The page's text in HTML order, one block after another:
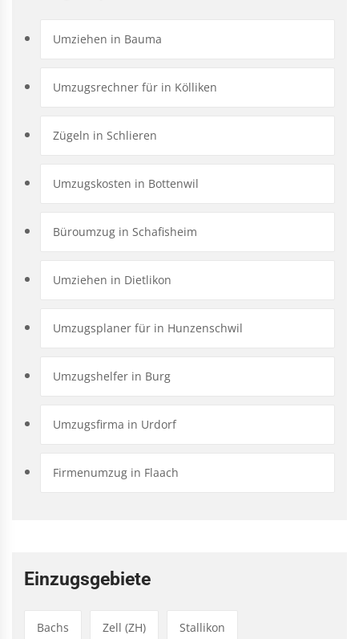
Umziehen in Bauma
Umzugsrechner für in Kölliken
Zügeln in Schlieren
Umzugskosten in Bottenwil
Büroumzug in Schafisheim
Umziehen in Dietlikon
Umzugsplaner für in Hunzenschwil
Umzugshelfer in Burg
Umzugsfirma in Urdorf
Firmenumzug in Flaach
Einzugsgebiete
Bachs Zell (ZH) Stallikon